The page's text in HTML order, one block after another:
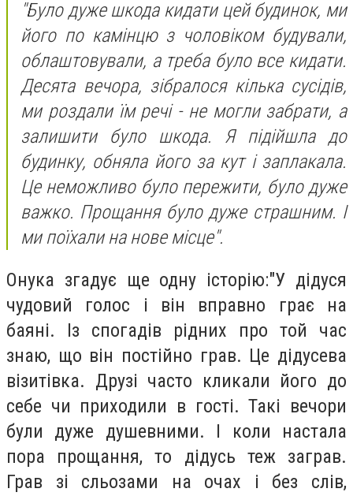
"Було дуже шкода кидати цей будинок, ми
його по камінцю з чоловіком будували,
облаштовували, а треба було все кидати.
Десята вечора, зібралося кілька сусідів,
ми роздали їм речі - не могли забрати, а
залишити було шкода. Я підійшла до
будинку, обняла його за кут і заплакала.
Це неможливо було пережити, було дуже
важко. Прощання було дуже страшним. І
ми поїхали на нове місце".
Онука згадує ще одну історію:"У дідуся
чудовий голос і він вправно грає на
баяні. Із спогадів рідних про той час
знаю, що він постійно грав. Це дідусева
візитівка. Друзі часто кликали його до
себе чи приходили в гості. Такі вечори
були дуже душевними. І коли настала
пора прощання, то дідусь теж заграв.
Грав зі сльозами на очах і без слів,